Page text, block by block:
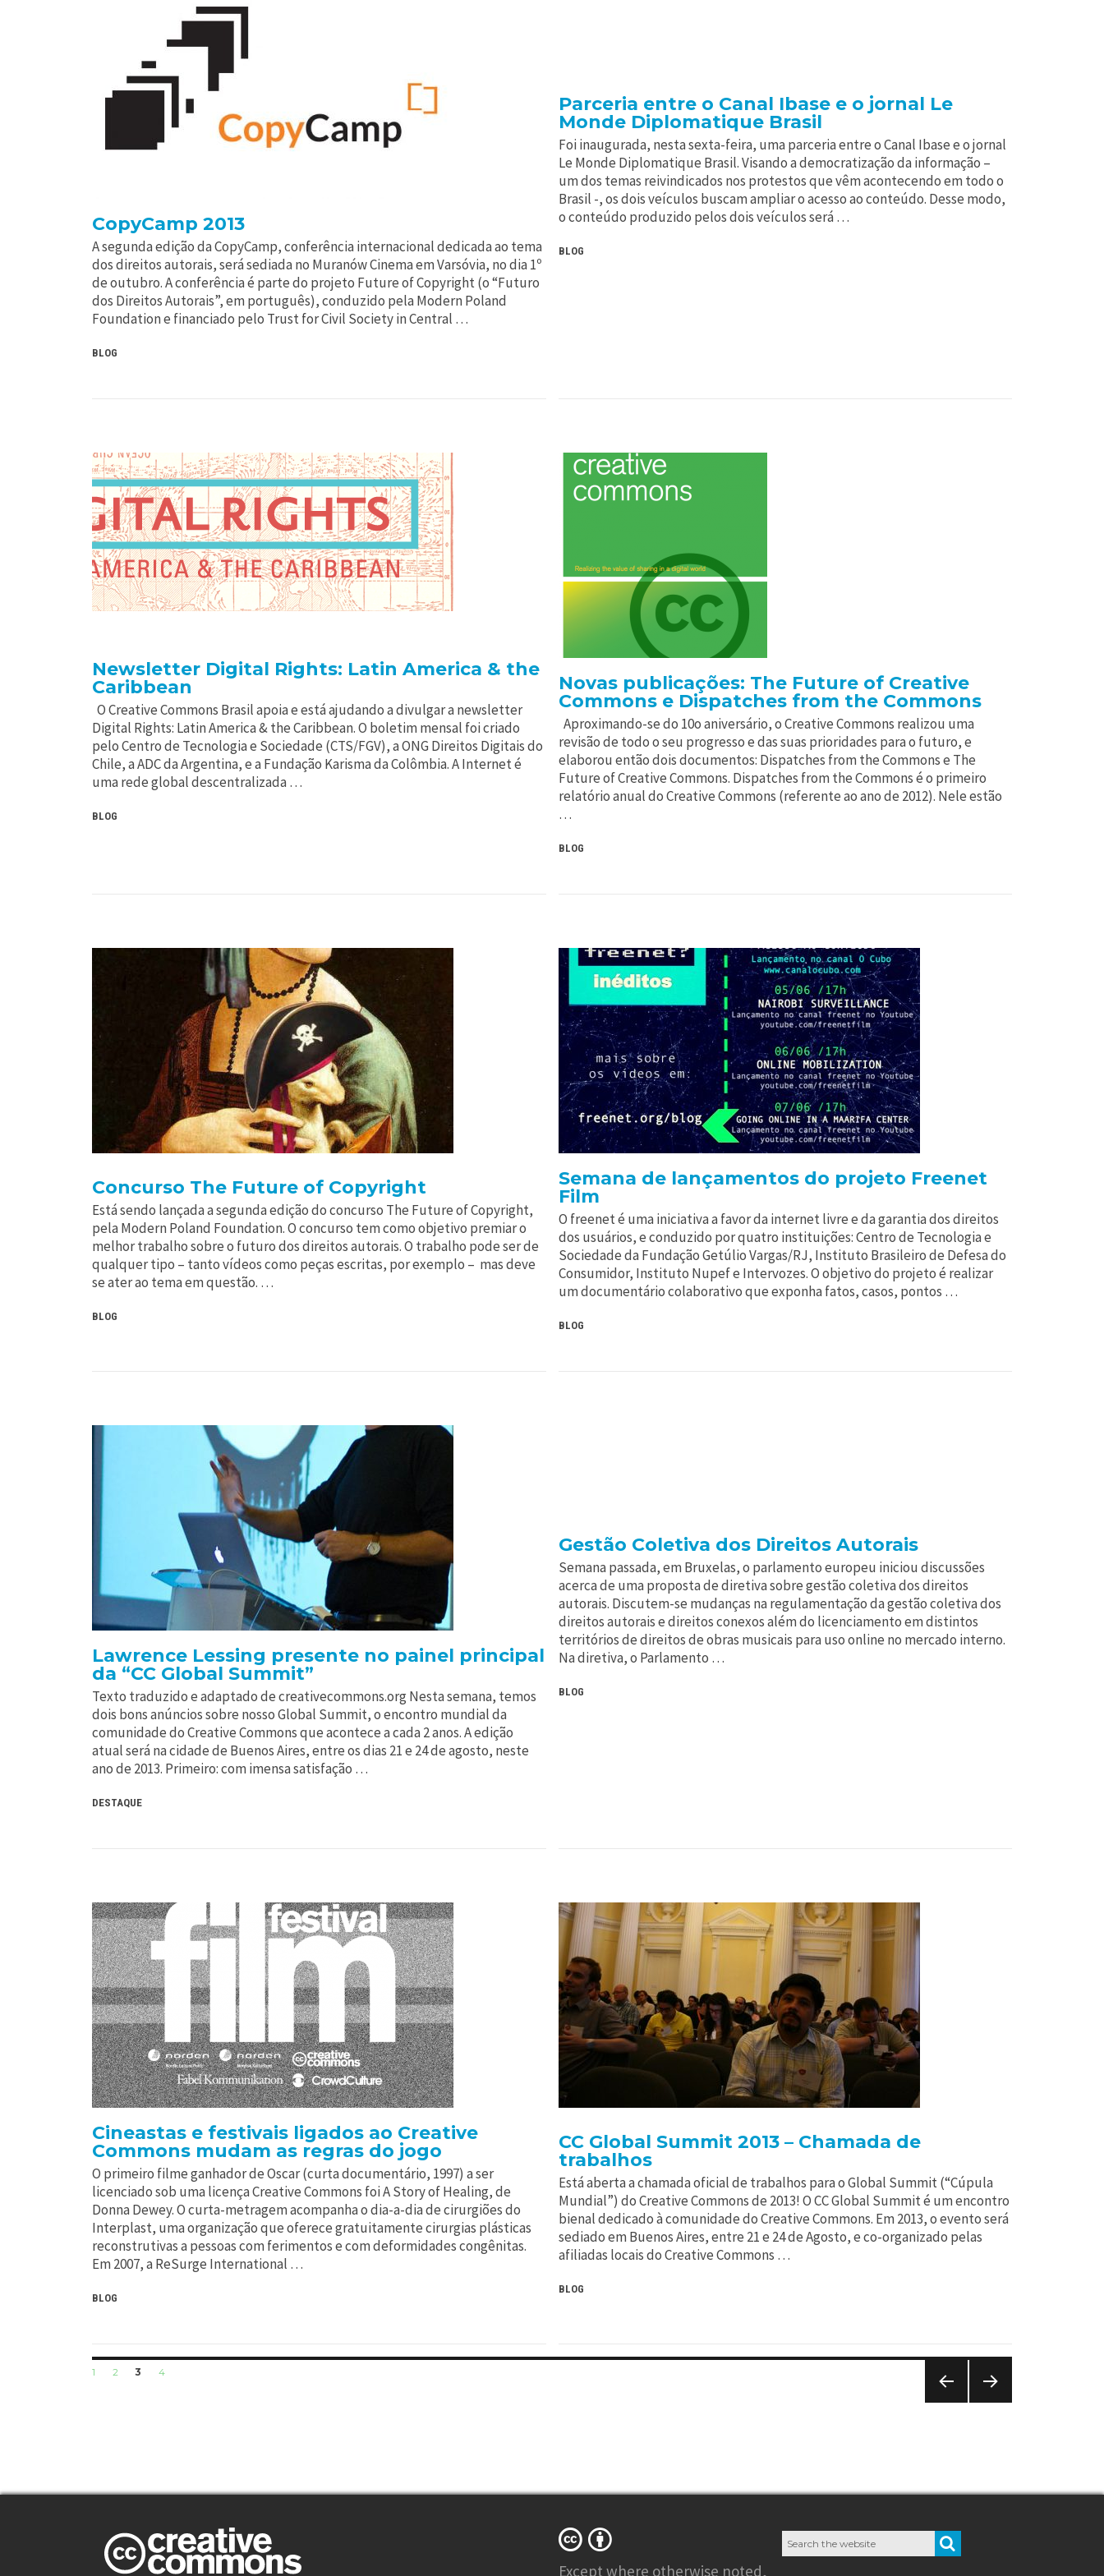
CopyCamp 2013
A segunda edição da CopyCamp, conferência internacional dedicada ao tema
dos direitos autorais, será sediada no Muranów Cinema em Varsóvia, no dia 1º
de outubro. A conferência é parte do projeto Future of Copyright (o “Futuro
dos Direitos Autorais”, em português), conduzido pela Modern Poland
Foundation e financiado pelo Trust for Civil Society in Central …
BLOG
Parceria entre o Canal Ibase e o jornal Le
Monde Diplomatique Brasil
Foi inaugurada, nesta sexta-feira, uma parceria entre o Canal Ibase e o jornal
Le Monde Diplomatique Brasil. Visando a democratização da informação –
um dos temas reivindicados nos protestos que vêm acontecendo em todo o
Brasil -, os dois veículos buscam ampliar o acesso ao conteúdo. Desse modo,
o conteúdo produzido pelos dois veículos será …
BLOG
Newsletter Digital Rights: Latin America & the
Caribbean
O Creative Commons Brasil apoia e está ajudando a divulgar a newsletter
Digital Rights: Latin America & the Caribbean. O boletim mensal foi criado
pelo Centro de Tecnologia e Sociedade (CTS/FGV), a ONG Direitos Digitais do
Chile, a ADC da Argentina, e a Fundação Karisma da Colômbia. A Internet é
uma rede global descentralizada …
BLOG
Novas publicações: The Future of Creative
Commons e Dispatches from the Commons
Aproximando-se do 10o aniversário, o Creative Commons realizou uma
revisão de todo o seu progresso e das suas prioridades para o futuro, e
elaborou então dois documentos: Dispatches from the Commons e The
Future of Creative Commons. Dispatches from the Commons é o primeiro
relatório anual do Creative Commons (referente ao ano de 2012). Nele estão
…
BLOG
Concurso The Future of Copyright
Está sendo lançada a segunda edição do concurso The Future of Copyright,
pela Modern Poland Foundation. O concurso tem como objetivo premiar o
melhor trabalho sobre o futuro dos direitos autorais. O trabalho pode ser de
qualquer tipo – tanto vídeos como peças escritas, por exemplo – mas deve
se ater ao tema em questão. …
BLOG
Semana de lançamentos do projeto Freenet
Film
O freenet é uma iniciativa a favor da internet livre e da garantia dos direitos
dos usuários, e conduzido por quatro instituições: Centro de Tecnologia e
Sociedade da Fundação Getúlio Vargas/RJ, Instituto Brasileiro de Defesa do
Consumidor, Instituto Nupef e Intervozes. O objetivo do projeto é realizar
um documentário colaborativo que exponha fatos, casos, pontos …
BLOG
Lawrence Lessing presente no painel principal
da “CC Global Summit”
Texto traduzido e adaptado de creativecommons.org Nesta semana, temos
dois bons anúncios sobre nosso Global Summit, o encontro mundial da
comunidade do Creative Commons que acontece a cada 2 anos. A edição
atual será na cidade de Buenos Aires, entre os dias 21 e 24 de agosto, neste
ano de 2013. Primeiro: com imensa satisfação …
DESTAQUE
Gestão Coletiva dos Direitos Autorais
Semana passada, em Bruxelas, o parlamento europeu iniciou discussões
acerca de uma proposta de diretiva sobre gestão coletiva dos direitos
autorais. Discutem-se mudanças na regulamentação da gestão coletiva dos
direitos autorais e direitos conexos além do licenciamento em distintos
territórios de direitos de obras musicais para uso online no mercado interno.
Na diretiva, o Parlamento …
BLOG
Cineastas e festivais ligados ao Creative
Commons mudam as regras do jogo
O primeiro filme ganhador de Oscar (curta documentário, 1997) a ser
licenciado sob uma licença Creative Commons foi A Story of Healing, de
Donna Dewey. O curta-metragem acompanha o dia-a-dia de cirurgiões do
Interplast, uma organização que oferece gratuitamente cirurgias plásticas
reconstrutivas a pessoas com ferimentos e com deformidades congênitas.
Em 2007, a ReSurge International …
BLOG
CC Global Summit 2013 – Chamada de
trabalhos
Está aberta a chamada oficial de trabalhos para o Global Summit (“Cúpula
Mundial”) do Creative Commons de 2013! O CC Global Summit é um encontro
bienal dedicado à comunidade do Creative Commons. Em 2013, o evento será
sediado em Buenos Aires, entre 21 e 24 de Agosto, e co-organizado pelas
afiliadas locais do Creative Commons …
BLOG
Posts
PAGE
1 PAGE
2 PAGE
3 PAGE
4
Except where otherwise noted,
Search
for: